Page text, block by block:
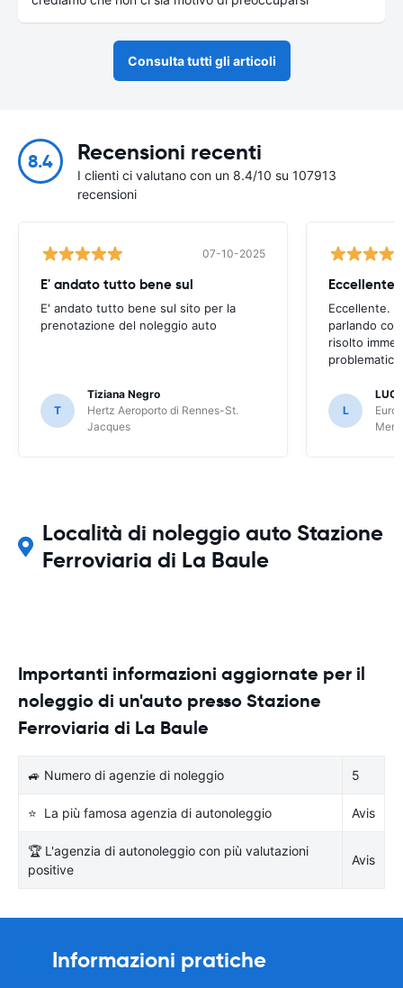
Consulta tutti gli articoli
8.4 Recensioni recenti
I clienti ci valutano con un 8.4/10 su 107913
recensioni
07-10-2025
E' andato tutto bene sul
E' andato tutto bene sul sito per la
prenotazione del noleggio auto
T
Tiziana Negro
Hertz Aeroporto di Rennes-St.
Jacques
Eccellente.
parlando
risolto
L
Località di noleggio auto Stazione
Ferroviaria di La Baule
Importanti informazioni aggiornate per il
noleggio di un'auto presso Stazione
Ferroviaria di La Baule
🚙 Numero di agenzie di noleggio 5
⭐ La più famosa agenzia di autonoleggio Avis
🏆 L'agenzia di autonoleggio con più valutazioni
positive
Avis
Informazioni pratiche